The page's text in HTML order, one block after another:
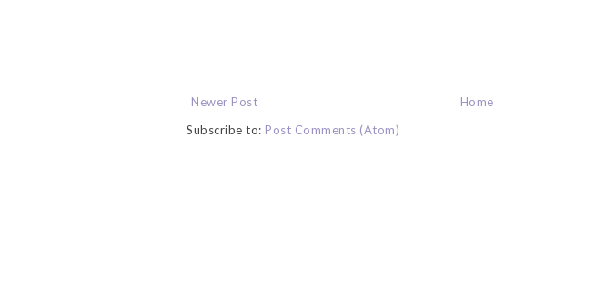
Newer Post
Home
Subscribe to: Post Comments (Atom)